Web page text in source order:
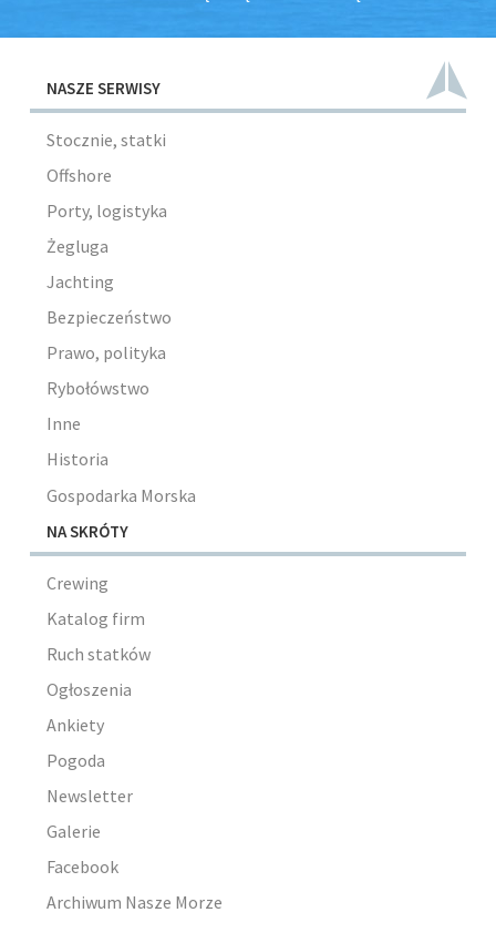
NASZE SERWISY
Stocznie, statki
Offshore
Porty, logistyka
Żegluga
Jachting
Bezpieczeństwo
Prawo, polityka
Rybołówstwo
Inne
Historia
Gospodarka Morska
NA SKRÓTY
Crewing
Katalog firm
Ruch statków
Ogłoszenia
Ankiety
Pogoda
Newsletter
Galerie
Facebook
Archiwum Nasze Morze